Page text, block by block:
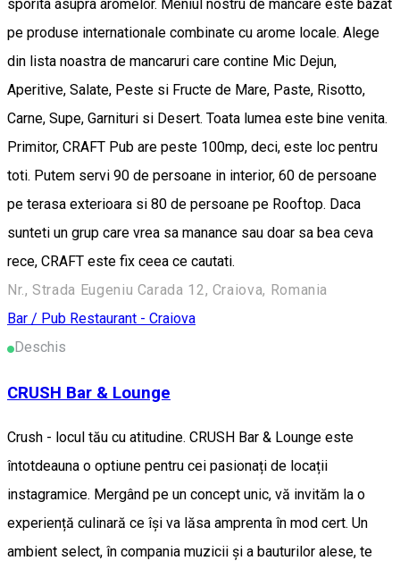
sporita asupra aromelor. Meniul nostru de mancare este bazat
pe produse internationale combinate cu arome locale. Alege
din lista noastra de mancaruri care contine Mic Dejun,
Aperitive, Salate, Peste si Fructe de Mare, Paste, Risotto,
Carne, Supe, Garnituri si Desert. Toata lumea este bine venita.
Primitor, CRAFT Pub are peste 100mp, deci, este loc pentru
toti. Putem servi 90 de persoane in interior, 60 de persoane
pe terasa exterioara si 80 de persoane pe Rooftop. Daca
sunteti un grup care vrea sa manance sau doar sa bea ceva
rece, CRAFT este fix ceea ce cautati.
Nr., Strada Eugeniu Carada 12, Craiova, Romania
Bar / Pub Restaurant - Craiova
Deschis
CRUSH Bar & Lounge
Crush - locul tău cu atitudine. CRUSH Bar & Lounge este
întotdeauna o optiune pentru cei pasionați de locații
instagramice. Mergând pe un concept unic, vă invităm la o
experiență culinară ce își va lăsa amprenta în mod cert. Un
ambient select, în compania muzicii și a bauturilor alese, te